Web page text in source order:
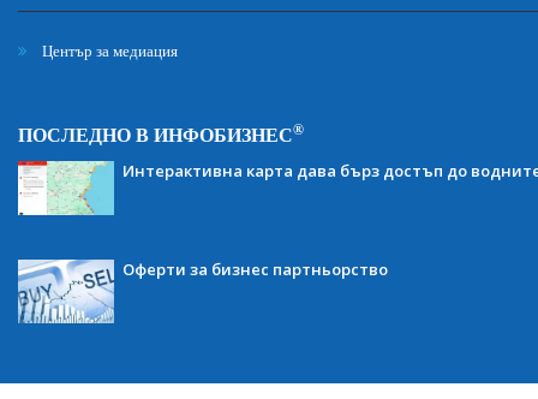
Център за медиация
ПОСЛЕДНО В ИНФОБИЗНЕС®
Интерактивна карта дава бърз достъп до
Оферти за бизнес партньорство